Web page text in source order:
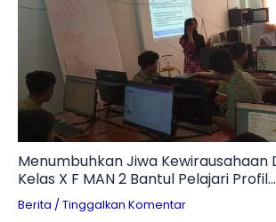
Menumbuhkan Jiwa Kewirausahaan
Kelas X F MAN 2 Bantul Pelajari Profil
Technopreneur dan Tantangan
Berita / Tinggalkan Komentar